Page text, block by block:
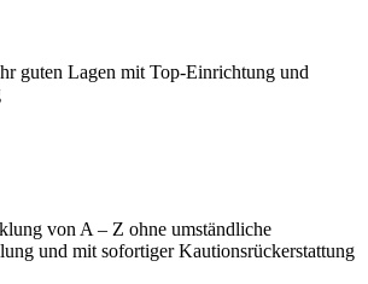
guten Lagen mit Top-Einrichtung und
von A – Z ohne umständliche
und mit sofortiger Kautionsrückerstattung